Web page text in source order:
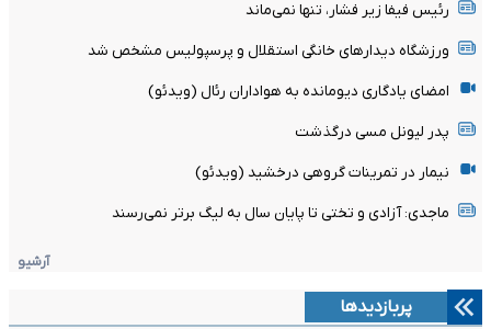
رئیس فیفا زیر فشار، تنها نمی‌ماند
ورزشگاه دیدارهای خانگی استقلال و پرسپولیس مشخص شد
امضای یادگاری دیومانده به هواداران رئال (ویدئو)
پدر لیونل مسی درگذشت
نیمار در تمرینات گروهی درخشید (ویدئو)
ماجدی: آزادی و تختی تا پایان سال به لیگ برتر نمی‌رسند
آرشیو
پربازدیدها